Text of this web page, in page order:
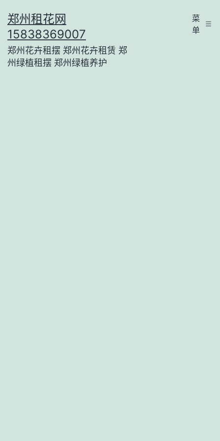
至
内
容
郑州租花网
15838369007
郑州花卉租摆 郑州花卉租赁 郑
州绿植租摆 郑州绿植养护
菜
单